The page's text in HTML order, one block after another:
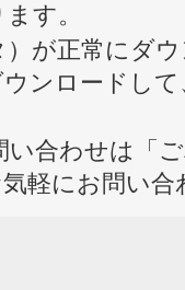
す。
が正常にダ
ンロードし
合わせは「
軽にお問い